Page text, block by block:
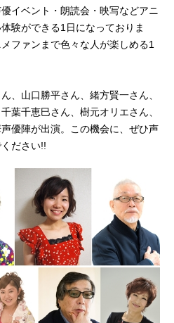
イベント・朗読会・映写などアニ
験ができる1日になっておりま
ファンまで色々な人が楽しめる1
、山口勝平さん、緒方賢一さん、
葉千恵巳さん、樹元オリエさん、
優陣が出演。この機会に、ぜひ声
ださい!!